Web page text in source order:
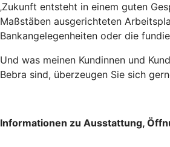
‚Zukunft entsteht in einem guten
Maßstäben ausgerichteten
Bankangelegenheiten oder die
Und was meinen Kundinnen und
Bebra sind, überzeugen Sie sich
Informationen zu Ausstattung,